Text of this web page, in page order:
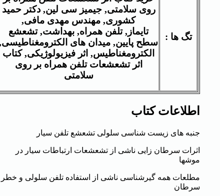
تگ ها :
روی سلامتی, جیمیز سی لین,دکتر حمید
کشوری, مهندس مهدی مافی,
تایماز,تلفن همراه, بهداشت, تشعشع
سطح پایین, میدان های
الکترومغناطیس, اثر فیزیولوژیکی,کتاب
اثر تشعشعات تلفن همراه بر روی
سلامتی
اطلاعات کتاب
جنبه های زیست شناسی سلولی تشعشع تلفن سیار
اثرات سرطان زایی ناشی از تشعشعات ارتباطات سیار در
موشها
مطلعات همه گیرشناسی ناشی از استفاده تلفن سلولی و خطر
سرطان